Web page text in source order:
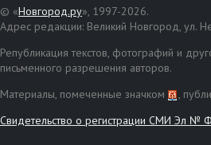
© «Новгород.ру», 1997-2026.
Адрес редакции: Великий Новгород, ул.
Републикация текстов, фотографий и
письменного разрешения авторов.
Материалы, помеченные значком
,
Свидетельство о регистрации СМИ Эл №